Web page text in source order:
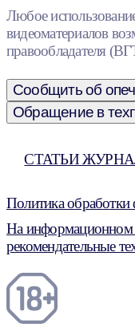
Любое
видеоматериалов
правообладателя
Сообщить об
Обращение в
СТАТЬИ
Политика обработки
На информационном
рекомендательные